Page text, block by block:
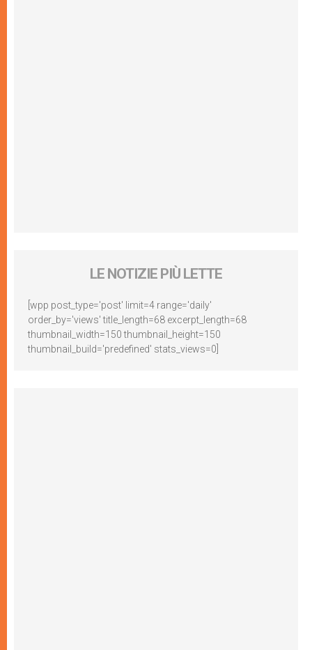
LE NOTIZIE PIÙ LETTE
[wpp post_type='post' limit=4 range='daily'
order_by='views' title_length=68 excerpt_length=68
thumbnail_width=150 thumbnail_height=150
thumbnail_build='predefined' stats_views=0]